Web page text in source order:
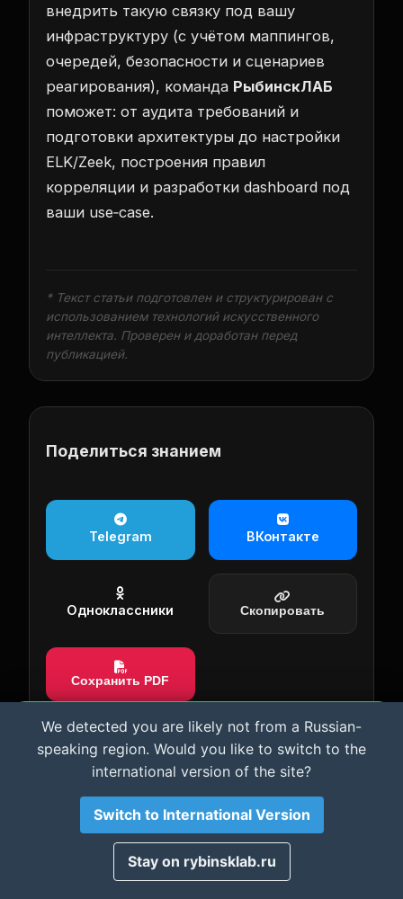
We detected you are likely not from a Russian-
speaking region. Would you like to switch to the
international version of the site?
Switch to International Version
Stay on rybinsklab.ru
внедрить такую связку под вашу
инфраструктуру (с учётом маппингов,
очередей, безопасности и сценариев
реагирования), команда РыбинскЛАБ
поможет: от аудита требований и
подготовки архитектуры до настройки
ELK/Zeek, построения правил
корреляции и разработки dashboard под
ваши use‑case.
* Текст статьи подготовлен и структурирован с
использованием технологий искусственного
интеллекта. Проверен и доработан перед
публикацией.
Поделиться знанием
Telegram ВКонтакте
Одноклассники Скопировать
Сохранить PDF
Нужна помощь с
настройкой Termux, Linux
и серверов?
Важная информация и Cookie
Мы используем файлы cookie для аналитики.
Материалы сайта носятисключительно
ответственности за возможный ущерб оборудованию
или ПО. Используя сайт, вы соглашаетесь с этими
условиями.
Принято